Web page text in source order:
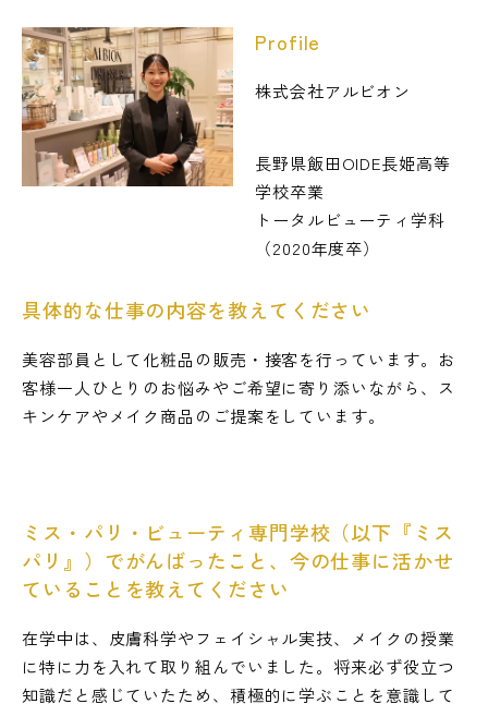
Profile
株式会社アルビオン
長野県飯田OIDE長姫高等
学校卒業
トータルビューティ学科
（2020年度卒）
具体的な仕事の内容を教えてください
美容部員として化粧品の販売・接客を行っています。お
客様一人ひとりのお悩みやご希望に寄り添いながら、ス
キンケアやメイク商品のご提案をしています。
ミス・パリ・ビューティ専門学校（以下『ミス
パリ』）でがんばったこと、今の仕事に活かせ
ていることを教えてください
在学中は、皮膚科学やフェイシャル実技、メイクの授業
に特に力を入れて取り組んでいました。将来必ず役立つ
知識だと感じていたため、積極的に学ぶことを意識して